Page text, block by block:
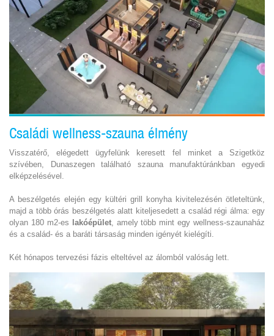
Családi wellness-szauna élmény
Visszatérő, elégedett ügyfelünk keresett fel minket a Szigetköz
szívében, Dunaszegen található szauna manufaktúránkban egyedi
elképzelésével.
A beszélgetés elején egy kültéri grill konyha kivitelezésén ötleteltünk,
majd a több órás beszélgetés alatt kiteljesedett a család régi álma: egy
olyan 180 m2-es lakóépület, amely több mint egy wellness-szaunaház
és a család- és a baráti társaság minden igényét kielégíti.
Két hónapos tervezési fázis elteltével az álomból valóság lett.